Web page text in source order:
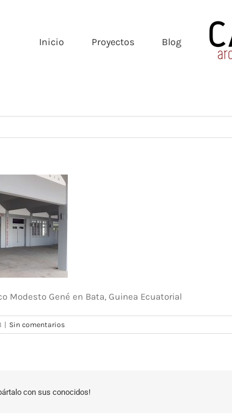
Inicio Proyectos Blog
Modesto Gené en Bata, Guinea Ecuatorial
Sin comentarios
con sus conocidos!